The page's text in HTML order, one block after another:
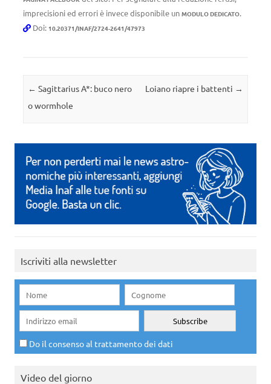
imprecisioni ed errori è invece disponibile un MODULO DEDICATO.
Doi: 10.20371/INAF/2724-2641/47973
Navigazione articolo
← Sagittarius A*: buco nero
o wormhole
Loiano riapre i battenti →
Iscriviti alla newsletter
Do il consenso al trattamento dei dati
Video del giorno